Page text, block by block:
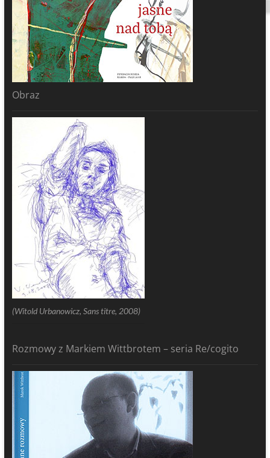
Obraz
(Witold Urbanowicz, Sans titre, 2008)
Rozmowy z Markiem Wittbrotem – seria Re/cogito